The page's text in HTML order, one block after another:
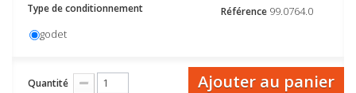
Référence 99.0764.0
Type de conditionnement
godet
Quantité Ajouter au panier